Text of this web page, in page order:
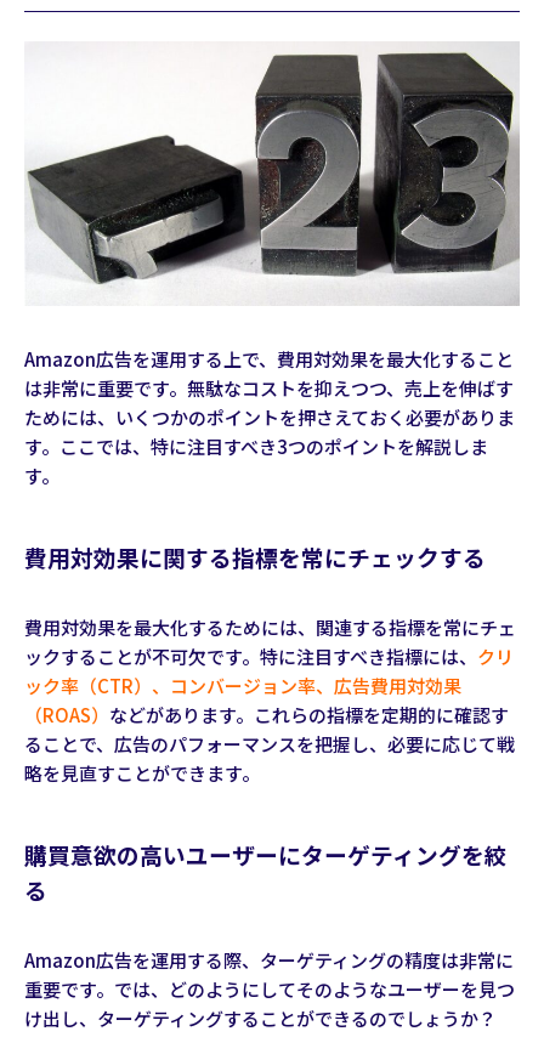
Amazon広告を運用する上で、費用対効果を最大化すること
は非常に重要です。無駄なコストを抑えつつ、売上を伸ばす
ためには、いくつかのポイントを押さえておく必要がありま
す。ここでは、特に注目すべき3つのポイントを解説しま
す。
費用対効果に関する指標を常にチェックする
費用対効果を最大化するためには、関連する指標を常にチェ
ックすることが不可欠です。特に注目すべき指標には、 クリ
ック率（CTR）、コンバージョン率、広告費用対効果
（ROAS） などがあります。これらの指標を定期的に確認す
ることで、広告のパフォーマンスを把握し、必要に応じて戦
略を見直すことができます。
購買意欲の高いユーザーにターゲティングを絞
る
Amazon広告を運用する際、ターゲティングの精度は非常に
重要です。では、どのようにしてそのようなユーザーを見つ
け出し、ターゲティングすることができるのでしょうか？